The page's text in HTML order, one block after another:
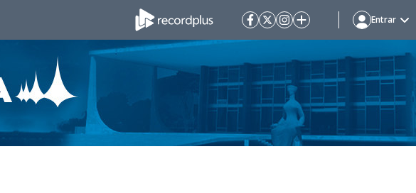
Entrar